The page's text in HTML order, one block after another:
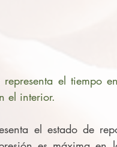
representa el tiempo
el interior.
el estado de